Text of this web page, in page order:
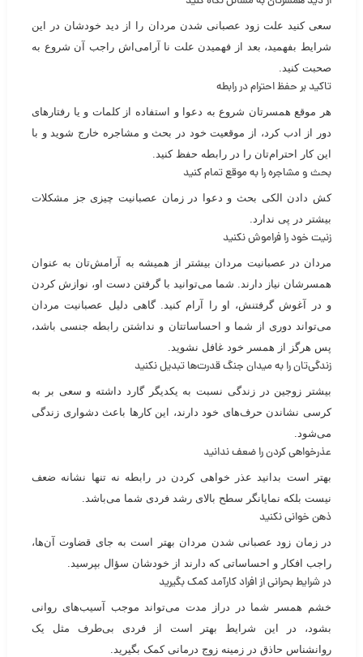
سعی کنید علت زود عصبانی شدن مردان را از دید خودشان در این
شرایط بفهمید، بعد از فهمیدن علت نا آرامی‌اش راجب آن شروع به
صحبت کنید.
تاکید بر حفظ احترام در رابطه
هر موقع همسرتان شروع به دعوا و استفاده از کلمات و یا رفتار‌های
دور از ادب کرد، از موقعیت خود در بحث و مشاجره خارج شوید و با
این کار احترام‌تان را در رابطه حفظ کنید.
بحث و مشاجره را به موقع تمام کنید
کش دادن الکی بحث و دعوا در زمان عصبانیت چیزی جز مشکلات
بیشتر در پی ندارد‌.
زنیت خود را فراموش نکنید
مردان در عصبانیت مردان بیشتر از همیشه به آرامش‌تان به عنوان
همسرشان نیاز دارند. شما می‌توانید با گرفتن دست او، نوازش کردن
و در آغوش گرفتنش، او را آرام کنید. گاهی دلیل عصبانیت مردان
می‌تواند دوری از شما و احساساتتان و نداشتن رابطه جنسی باشد،
پس هرگز از همسر خود غافل نشوید‌.
زندگی‌تان را به میدان جنگ قدرت‌ها تبدیل نکنید
بیشتر زوجین در زندگی نسبت به یکدیگر گارد داشته و سعی بر به
کرسی نشاندن حرف‌های خود دارند، این کار‌ها باعث دشواری زندگی
می‌شود.
عذرخواهی کردن را ضعف ندانید
بهتر است بدانید عذر خواهی کردن در رابطه نه تنها نشانه ضعف
نیست بلکه نمایانگر سطح بالای رشد فردی شما می‌باشد.
ذهن خوانی نکنید
در زمان زود عصبانی شدن مردان بهتر است به جای قضاوت آن‌ها،
راجب افکار و احساساتی که دارند از خودشان سؤال بپرسید.
در شرایط بحرانی از افراد کارآمد کمک بگیرید
خشم همسر شما در دراز مدت می‌تواند موجب آسیب‌های روانی
بشود، در این شرایط بهتر است از فردی بی‌طرف مثل یک
روانشناس حاذق در زمینه زوج درمانی کمک بگیرید.